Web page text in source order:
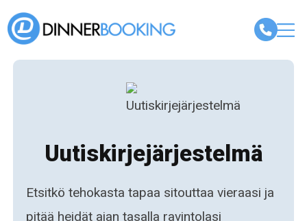
Uutiskirjejärjestelmä
Etsitkö tehokasta tapaa sitouttaa vieraasi ja
pitää heidät ajan tasalla ravintolasi